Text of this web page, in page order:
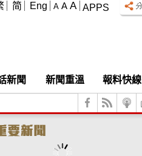
APPS
A A A
简 Eng
新聞 新聞重溫
報料快線